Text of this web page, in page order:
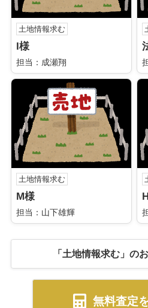
土地情報求む
I様
担当：成瀬翔
土地情報求む
M様
担当：山下雄輝
「土地情報求む」の
無料査定